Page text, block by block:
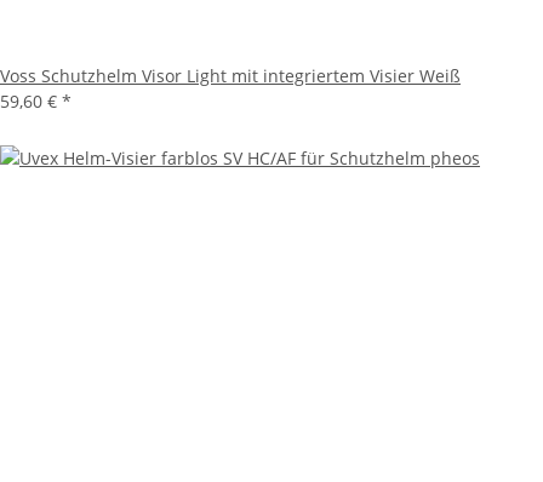
Voss Schutzhelm Visor Light mit integriertem Visier Weiß
59,60 € *